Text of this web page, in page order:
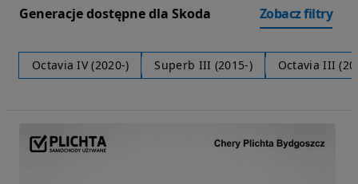
Generacje dostępne dla Skoda Zobacz filtry
Octavia IV (2020-) Superb III (2015-) Octavia III